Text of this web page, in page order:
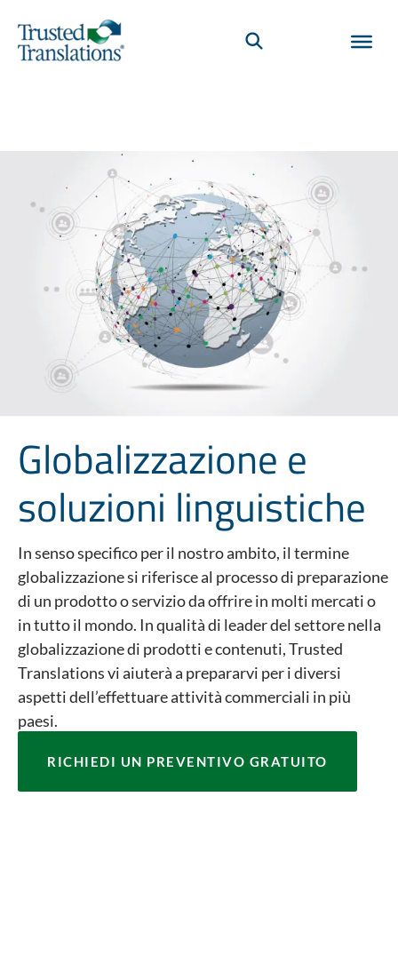
Globalizzazione e
soluzioni linguistiche
In senso specifico per il nostro ambito, il termine
globalizzazione si riferisce al processo di preparazione
di un prodotto o servizio da offrire in molti mercati o
in tutto il mondo. In qualità di leader del settore nella
globalizzazione di prodotti e contenuti, Trusted
Translations vi aiuterà a prepararvi per i diversi
aspetti dell’effettuare attività commerciali in più
paesi.
RICHIEDI UN PREVENTIVO GRATUITO